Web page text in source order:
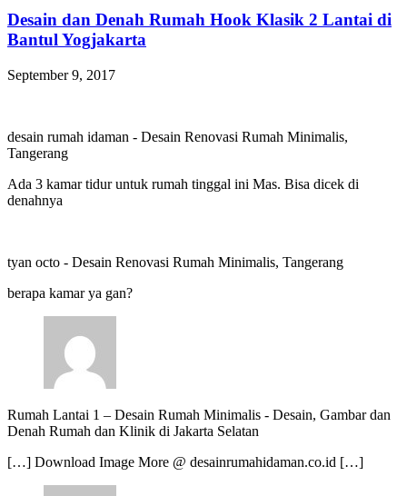
Desain dan Denah Rumah Hook Klasik 2 Lantai di
Bantul Yogjakarta
September 9, 2017
desain rumah idaman - Desain Renovasi Rumah Minimalis,
Tangerang
Ada 3 kamar tidur untuk rumah tinggal ini Mas. Bisa dicek di
denahnya
tyan octo - Desain Renovasi Rumah Minimalis, Tangerang
berapa kamar ya gan?
Rumah Lantai 1 – Desain Rumah Minimalis - Desain, Gambar dan
Denah Rumah dan Klinik di Jakarta Selatan
[…] Download Image More @ desainrumahidaman.co.id […]